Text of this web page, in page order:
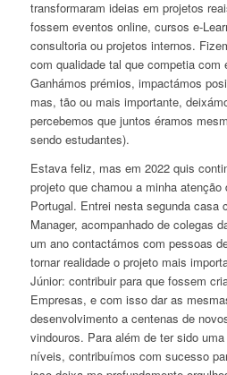
transformaram ideias em projetos
fossem eventos online, cursos e-
consultoria ou projetos internos.
com qualidade tal que competia com
Ganhámos prémios, impactámos
mas, tão ou mais importante,
percebemos que juntos éramos
sendo estudantes).
Estava feliz, mas em 2022 quis
projeto que chamou a minha
Portugal. Entrei nesta segunda casa
Manager, acompanhado de colegas
um ano contactámos com pessoas
tornar realidade o projeto mais
Júnior: contribuir para que fossem
Empresas, e com isso dar as
desenvolvimento a centenas de
vindouros. Para além de ter sido
níveis, contribuímos com sucesso